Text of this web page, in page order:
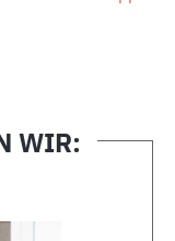
WIR: